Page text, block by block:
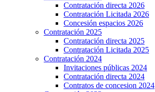
Contratación directa 2026
Contratación Licitada 2026
Concesión espacios 2026
Contratación 2025
Contratación directa 2025
Contratación Licitada 2025
Contratación 2024
Invitaciones públicas 2024
Contratación directa 2024
Contratos de concesion 2024